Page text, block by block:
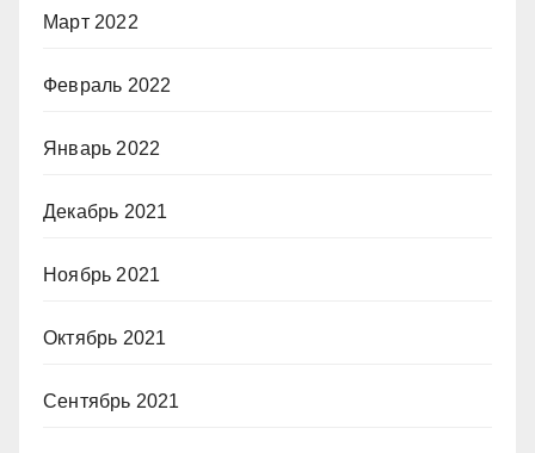
Март 2022
Февраль 2022
Январь 2022
Декабрь 2021
Ноябрь 2021
Октябрь 2021
Сентябрь 2021